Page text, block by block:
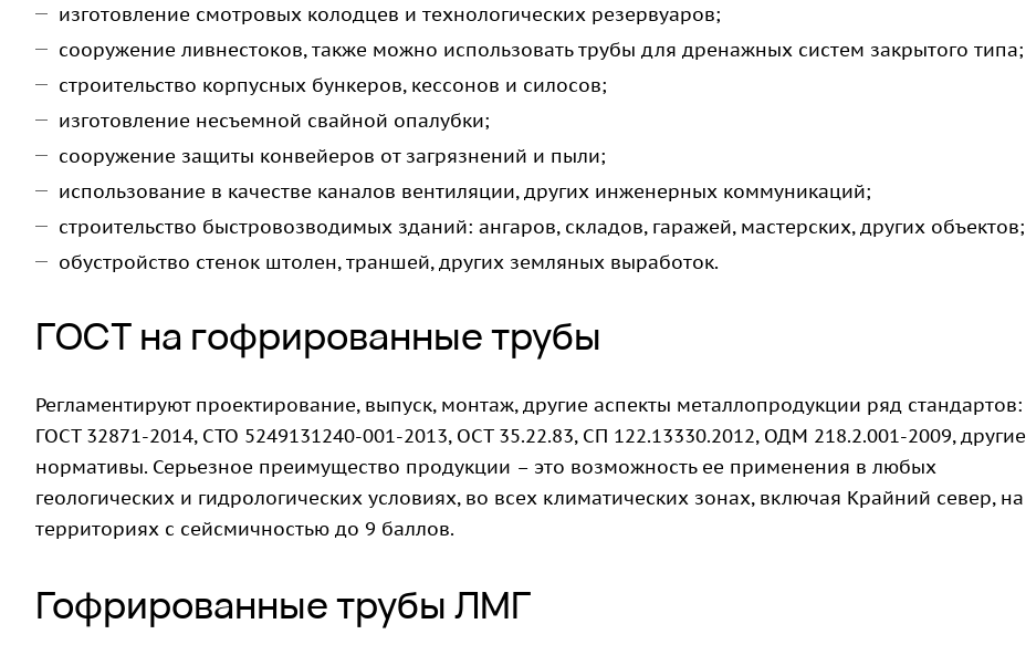
изготовление смотровых колодцев и технологических резервуаров;
сооружение ливнестоков, также можно использовать трубы для дренажных систем закрытого типа;
строительство корпусных бункеров, кессонов и силосов;
изготовление несъемной свайной опалубки;
сооружение защиты конвейеров от загрязнений и пыли;
использование в качестве каналов вентиляции, других инженерных коммуникаций;
строительство быстровозводимых зданий: ангаров, складов, гаражей, мастерских, других объектов;
обустройство стенок штолен, траншей, других земляных выработок.
ГОСТ на гофрированные трубы
Регламентируют проектирование, выпуск, монтаж, другие аспекты металлопродукции ряд стандартов:
ГОСТ 32871-2014, СТО 5249131240-001-2013, ОСТ 35.22.83, СП 122.13330.2012, ОДМ 218.2.001-2009, другие
нормативы. Серьезное преимущество продукции – это возможность ее применения в любых
геологических и гидрологических условиях, во всех климатических зонах, включая Крайний север, на
территориях с сейсмичностью до 9 баллов.
Гофрированные трубы ЛМГ